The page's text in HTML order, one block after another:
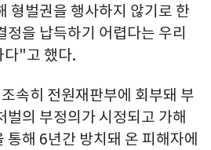
형벌권을 행사하지 않기로 한
정을 납득하기 어렵다는 우리
다"고 했다.
속히 전원재판부에 회부돼 부
벌의 부정의가 시정되고 가해
해 6년간 방치돼 온 피해자에